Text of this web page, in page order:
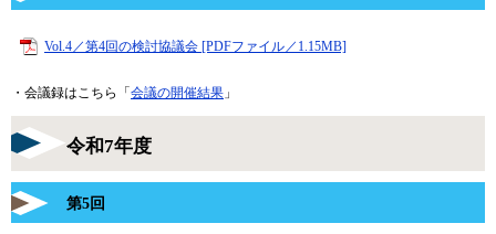
Vol.4／第4回の検討協議会 [PDFファイル／1.15MB]
・会議録はこちら「 会議の開催結果 」
令和7年度
第5回